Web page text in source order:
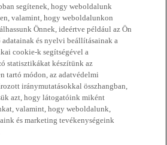
segítenek, hogy weboldalunk
valamint, hogy weboldalunkon
Önnek, ideértve például az Ön
és nyelvi beállításainak a
cookie-k segítségével a
statisztikákat készítünk az
tartó módon, az adatvédelmi
iránymutatásokkal összhangban,
azt, hogy látogatóink miként
valamint, hogy weboldalunk,
és marketing tevékenységeink